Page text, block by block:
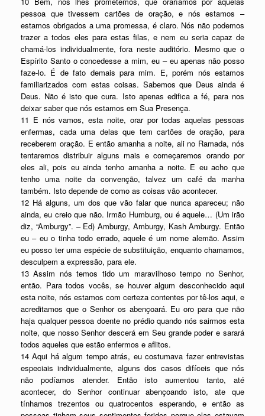
pessoa que tivessem cartões de oração, e nós estamos –
estamos obrigados a uma promessa, é claro. Nós não podemos
trazer a todos eles para estas filas, e nem eu seria capaz de
chamá-los individualmente, fora neste auditório. Mesmo que o
Espírito Santo o concedesse a mim, eu – eu apenas não posso
faze-lo. É de fato demais para mim. E, porém nós estamos
familiarizados com estas coisas. Sabemos que Deus ainda é
Deus. Não é isto que cura. Isto apenas edifica a fé, para nos
deixar saber que nós estamos em Sua Presença.
11 E nós vamos, esta noite, orar por todas aquelas pessoas
enfermas, cada uma delas que tem cartões de oração, para
receberem oração. E então amanha a noite, ali no Ramada, nós
tentaremos distribuir alguns mais e começaremos orando por
eles ali, pois eu ainda tenho amanha a noite. E eu acho que
tenho uma noite da convenção, talvez um café da manha
também. Isto depende de como as coisas vão acontecer.
12 Há alguns, um dos que vão falar que nunca apareceu; não
ainda, eu creio que não. Irmão Humburg, ou é aquele… (Um irão
diz, “Amburgy”. – Ed) Amburgy, Amburgy, Kash Amburgy. Então
eu – eu o tinha todo errado, aquele é um nome alemão. Assim
eu posso ter uma espécie de substituição, enquanto chamamos,
desculpem a expressão, para ele.
13 Assim nós temos tido um maravilhoso tempo no Senhor,
então. Para todos vocês, se houver algum desconhecido aqui
esta noite, nós estamos com certeza contentes por tê-los aqui, e
acreditamos que o Senhor os abençoará. Eu oro para que não
haja qualquer pessoa doente no prédio quando nós sairmos esta
noite, que nosso Senhor descerá em Seu grande poder e sarará
todos aqueles que estão enfermos e aflitos.
14 Aqui há algum tempo atrás, eu costumava fazer entrevistas
especiais individualmente, alguns dos casos difíceis que nós
não podíamos atender. Então isto aumentou tanto, até
acontecer, do Senhor continuar abençoando isto, ate que
tínhamos trezentos ou quatrocentos esperando, e então as